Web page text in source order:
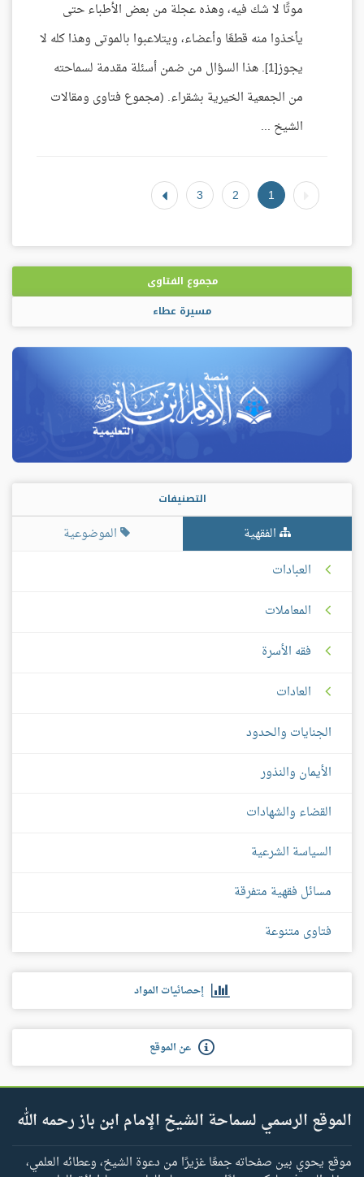
موتًا لا شك فيه، وهذه عجلة من بعض الأطباء حتى
يأخذوا منه قطعًا وأعضاء، ويتلاعبوا بالموتى وهذا كله لا
يجوز[1]. هذا السؤال من ضمن أسئلة مقدمة لسماحته
من الجمعية الخيرية بشقراء. (مجموع فتاوى ومقالات
الشيخ ...
1
2
3
مجموع الفتاوى
مسيرة عطاء
التصنيفات
الفقهية
الموضوعية
العبادات
المعاملات
فقه الأسرة
العادات
الجنايات والحدود
الأيمان والنذور
القضاء والشهادات
السياسة الشرعية
مسائل فقهية متفرقة
فتاوى متنوعة
إحصائيات المواد
عن الموقع
الموقع الرسمي لسماحة الشيخ الإمام ابن باز رحمه الله
موقع يحوي بين صفحاته جمعًا غزيرًا من دعوة الشيخ، وعطائه العلمي،